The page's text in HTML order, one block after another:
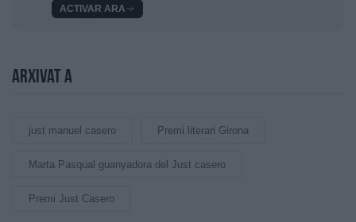
ACTIVAR ARA
Arxivat a
just manuel casero Premi literari Girona
Marta Pasqual guanyadora del Just casero
Premi Just Casero